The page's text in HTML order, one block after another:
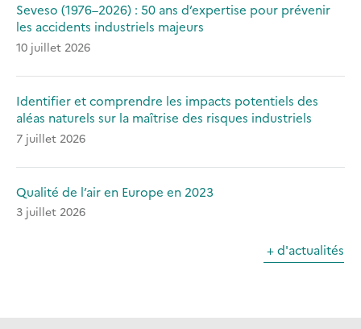
Seveso (1976–2026) : 50 ans d’expertise pour prévenir
les accidents industriels majeurs
10 juillet 2026
Identifier et comprendre les impacts potentiels des
aléas naturels sur la maîtrise des risques industriels
7 juillet 2026
Qualité de l’air en Europe en 2023
3 juillet 2026
+ d'actualités